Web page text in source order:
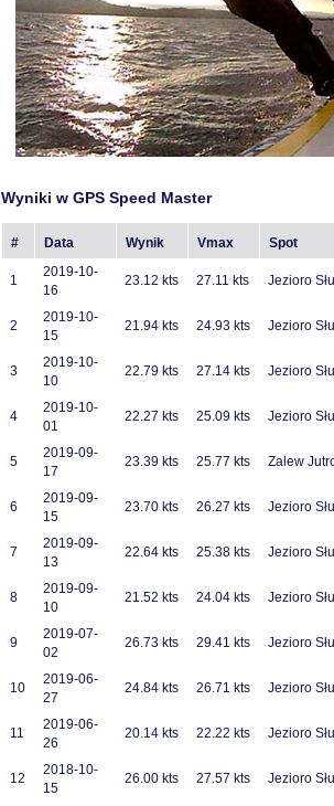
Wyniki w GPS Speed Master
# Data Wynik Vmax Spot
1
2019-10-
16
23.12 kts 27.11 kts Jezioro
2
2019-10-
15
21.94 kts 24.93 kts Jezioro
3
2019-10-
10
22.79 kts 27.14 kts Jezioro
4
2019-10-
01
22.27 kts 25.09 kts Jezioro
5
2019-09-
17
23.39 kts 25.77 kts Zalew
6
2019-09-
15
23.70 kts 26.27 kts Jezioro
7
2019-09-
13
22.64 kts 25.38 kts Jezioro
8
2019-09-
10
21.52 kts 24.04 kts Jezioro
9
2019-07-
02
26.73 kts 29.41 kts Jezioro
10
2019-06-
27
24.84 kts 26.71 kts Jezioro
11
2019-06-
26
20.14 kts 22.22 kts Jezioro
12
2018-10-
15
26.00 kts 27.57 kts Jezioro